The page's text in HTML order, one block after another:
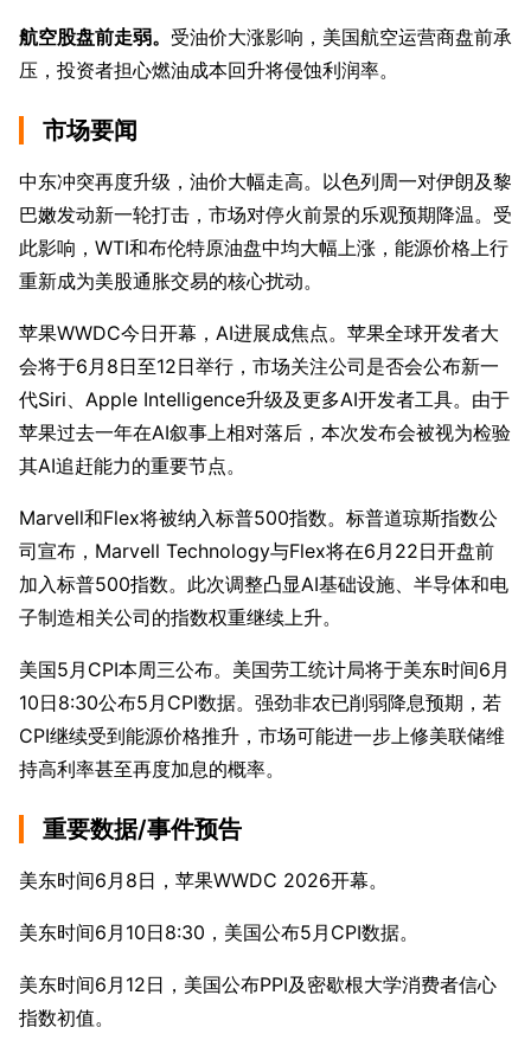
航空股盘前走弱。 受油价大涨影响，美国航空运营商盘前承
压，投资者担心燃油成本回升将侵蚀利润率。
市场要闻
中东冲突再度升级，油价大幅走高。以色列周一对伊朗及黎
巴嫩发动新一轮打击，市场对停火前景的乐观预期降温。受
此影响，WTI和布伦特原油盘中均大幅上涨，能源价格上行
重新成为美股通胀交易的核心扰动。
苹果WWDC今日开幕，AI进展成焦点。苹果全球开发者大
会将于6月8日至12日举行，市场关注公司是否会公布新一
代Siri、Apple Intelligence升级及更多AI开发者工具。由于
苹果过去一年在AI叙事上相对落后，本次发布会被视为检验
其AI追赶能力的重要节点。
Marvell和Flex将被纳入标普500指数。标普道琼斯指数公
司宣布，Marvell Technology与Flex将在6月22日开盘前
加入标普500指数。此次调整凸显AI基础设施、半导体和电
子制造相关公司的指数权重继续上升。
美国5月CPI本周三公布。美国劳工统计局将于美东时间6月
10日8:30公布5月CPI数据。强劲非农已削弱降息预期，若
CPI继续受到能源价格推升，市场可能进一步上修美联储维
持高利率甚至再度加息的概率。
重要数据/事件预告
美东时间6月8日，苹果WWDC 2026开幕。
美东时间6月10日8:30，美国公布5月CPI数据。
美东时间6月12日，美国公布PPI及密歇根大学消费者信心
指数初值。